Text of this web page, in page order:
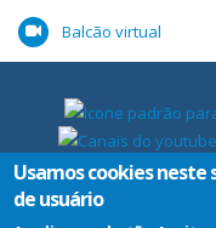
Balcão virtual
Usamos cookies
de usuário